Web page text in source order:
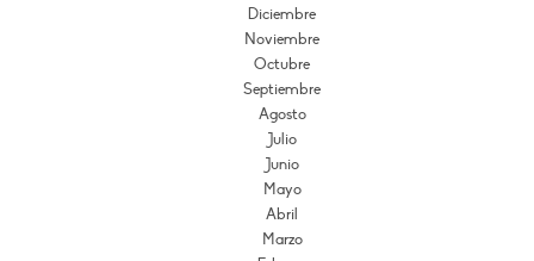
Diciembre
Noviembre
Octubre
Septiembre
Agosto
Julio
Junio
Mayo
Abril
Marzo